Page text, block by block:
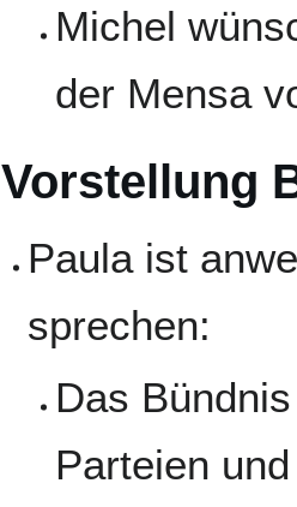
Michel
der Mensa
Vorstellung
Paula ist
sprechen:
Das
Parteien